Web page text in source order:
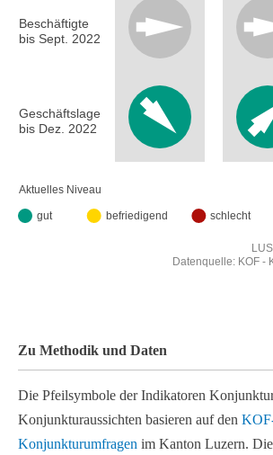
View as data table,
Beschäftigte
bis Sept. 2022
Geschäftslage
bis Dez. 2022
Aktuelles Niveau
gut befriedigend schlecht
Datenquelle: KOF -
Zu Methodik und Daten
Die Pfeilsymbole der Indikatoren
Konjunkturaussichten basieren auf den
Konjunkturumfragen im Kanton Luzern.